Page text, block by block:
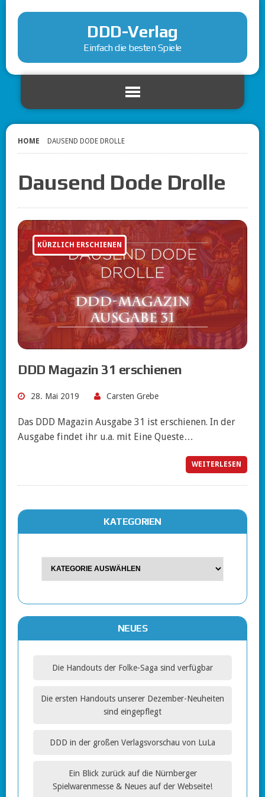
DDD-Verlag
Einfach die besten Spiele
HOME DAUSEND DODE DROLLE
Dausend Dode Drolle
KÜRZLICH ERSCHIENEN
DDD Magazin 31 erschienen
28. Mai 2019 Carsten Grebe
Das DDD Magazin Ausgabe 31 ist erschienen. In der
Ausgabe findet ihr u.a. mit Eine Queste…
WEITERLESEN
KATEGORIEN
NEUES
Die Handouts der Folke-Saga sind verfügbar
Die ersten Handouts unserer Dezember-Neuheiten
sind eingepflegt
DDD in der großen Verlagsvorschau von LuLa
Ein Blick zurück auf die Nürnberger
Spielwarenmesse & Neues auf der Webseite!